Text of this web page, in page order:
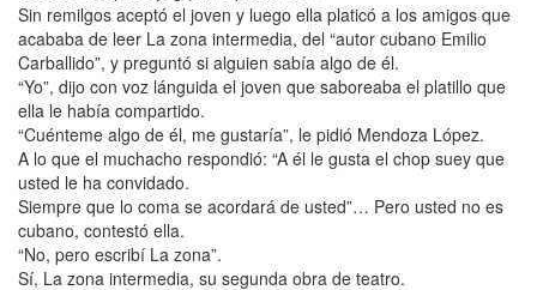
Sin remilgos aceptó el joven y luego ella platicó a los amigos que
acababa de leer La zona intermedia, del “autor cubano Emilio
Carballido”, y preguntó si alguien sabía algo de él.
“Yo”, dijo con voz lánguida el joven que saboreaba el platillo que
ella le había compartido.
“Cuénteme algo de él, me gustaría”, le pidió Mendoza López.
A lo que el muchacho respondió: “A él le gusta el chop suey que
usted le ha convidado.
Siempre que lo coma se acordará de usted”… Pero usted no es
cubano, contestó ella.
“No, pero escribí La zona”.
Sí, La zona intermedia, su segunda obra de teatro.